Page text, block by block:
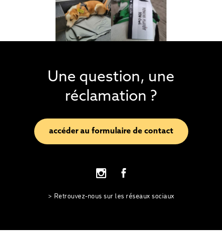
Une question, une
réclamation ?
accéder au formulaire de contact
> Retrouvez-nous sur les réseaux sociaux